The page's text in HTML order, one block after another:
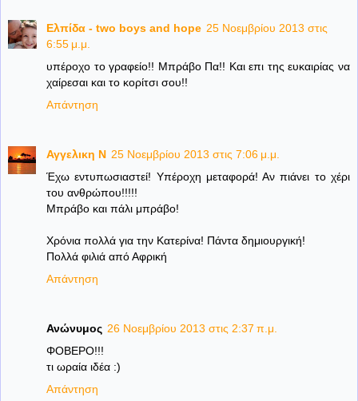
Ελπίδα - two boys and hope 25 Νοεμβρίου 2013 στις
6:55 μ.μ.
υπέροχο το γραφείο!! Μπράβο Πα!! Και επι της ευκαιρίας να
χαίρεσαι και το κορίτσι σου!!
Απάντηση
Αγγελικη Ν 25 Νοεμβρίου 2013 στις 7:06 μ.μ.
Έχω εντυπωσιαστεί! Υπέροχη μεταφορά! Αν πιάνει το χέρι
του ανθρώπου!!!!!
Μπράβο και πάλι μπράβο!
Χρόνια πολλά για την Κατερίνα! Πάντα δημιουργική!
Πολλά φιλιά από Αφρική
Απάντηση
Ανώνυμος 26 Νοεμβρίου 2013 στις 2:37 π.μ.
ΦΟΒΕΡΟ!!!
τι ωραία ιδέα :)
Απάντηση